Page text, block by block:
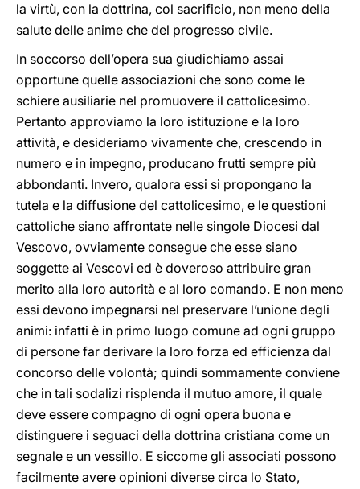
la virtù, con la dottrina, col sacrificio, non meno della
salute delle anime che del progresso civile.
In soccorso dell’opera sua giudichiamo assai
opportune quelle associazioni che sono come le
schiere ausiliarie nel promuovere il cattolicesimo.
Pertanto approviamo la loro istituzione e la loro
attività, e desideriamo vivamente che, crescendo in
numero e in impegno, producano frutti sempre più
abbondanti. Invero, qualora essi si propongano la
tutela e la diffusione del cattolicesimo, e le questioni
cattoliche siano affrontate nelle singole Diocesi dal
Vescovo, ovviamente consegue che esse siano
soggette ai Vescovi ed è doveroso attribuire gran
merito alla loro autorità e al loro comando. E non meno
essi devono impegnarsi nel preservare l’unione degli
animi: infatti è in primo luogo comune ad ogni gruppo
di persone far derivare la loro forza ed efficienza dal
concorso delle volontà; quindi sommamente conviene
che in tali sodalizi risplenda il mutuo amore, il quale
deve essere compagno di ogni opera buona e
distinguere i seguaci della dottrina cristiana come un
segnale e un vessillo. E siccome gli associati possono
facilmente avere opinioni diverse circa lo Stato,